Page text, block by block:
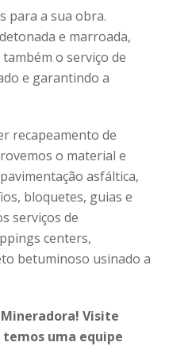
para a sua obra.
e marroada,
o serviço de
e garantindo a
recapeamento de
o material e
asfáltica,
bloquetes, guias e
serviços de
centers,
betuminoso usinado a
Visite
uma equipe